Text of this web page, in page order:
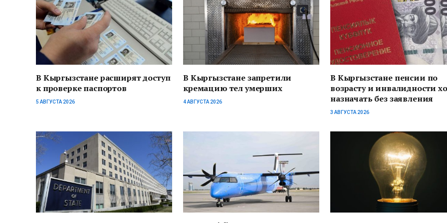
В Кыргызстане расширят доступ
к проверке паспортов
5 АВГУСТА 2026
В Кыргызстане запретили
кремацию тел умерших
4 АВГУСТА 2026
В Кыргызстане пенсии по
возрасту и инвалидности
назначать без заявления
3 АВГУСТА 2026